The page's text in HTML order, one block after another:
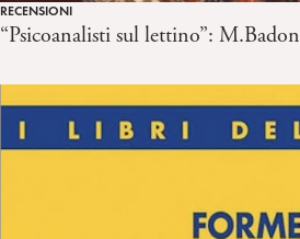
RECENSIONI
“Psicoanalisti sul lettino”: